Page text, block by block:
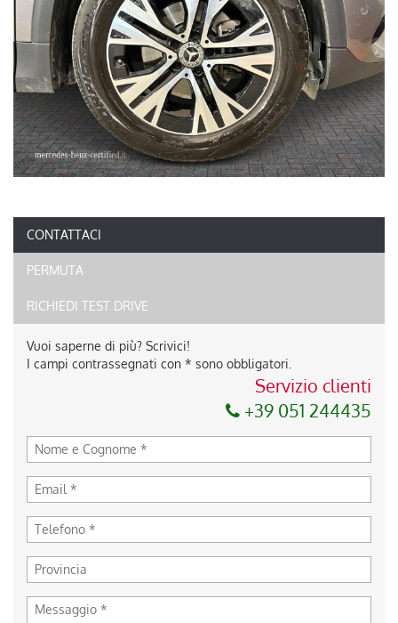
CONTATTACI
PERMUTA
RICHIEDI TEST DRIVE
Vuoi saperne di più? Scrivici!
I campi contrassegnati con * sono obbligatori.
Servizio clienti
+39 051 244435